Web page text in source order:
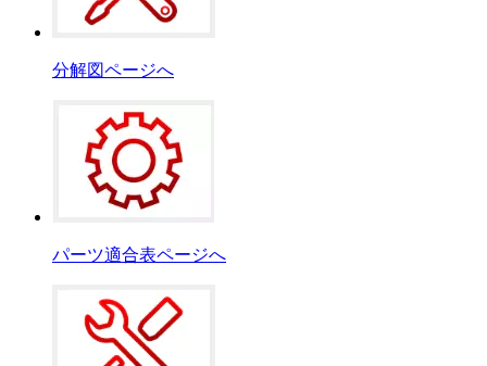
分解図ページへ
パーツ適合表ページへ